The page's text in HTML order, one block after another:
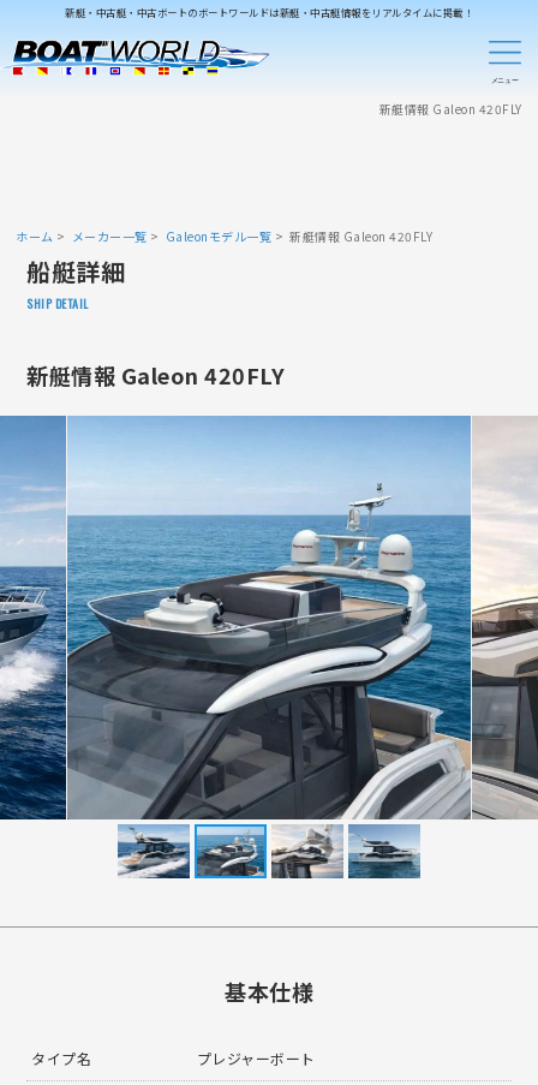
新艇・中古艇・中古ボートのボートワールドは新艇・中古艇情報をリアルタイムに掲載！
新艇情報 Galeon 420FLY
ホーム メーカー一覧 Galeonモデル一覧 新艇情報 Galeon 420FLY
船艇詳細
SHIP DETAIL
新艇情報 Galeon 420FLY
基本仕様
タイプ名 プレジャーボート